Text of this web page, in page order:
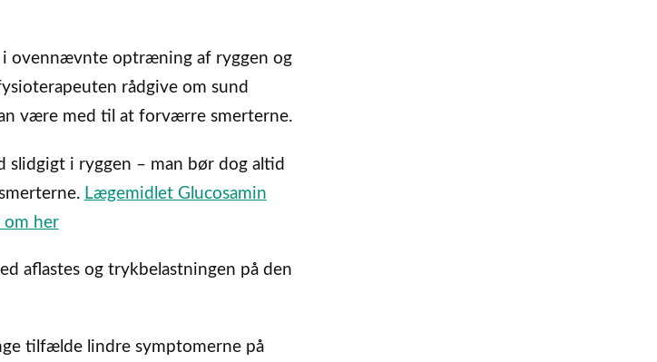
ovennævnte optræning af ryggen og
rådgive om sund
være med til at forværre smerterne.
slidgigt i ryggen – man bør dog altid
Lægemidlet Glucosamin
om her
aflastes og trykbelastningen på den
tilfælde lindre symptomerne på